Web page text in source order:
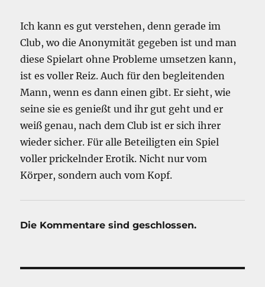
Ich kann es gut verstehen, denn gerade im
Club, wo die Anonymität gegeben ist und man
diese Spielart ohne Probleme umsetzen kann,
ist es voller Reiz. Auch für den begleitenden
Mann, wenn es dann einen gibt. Er sieht, wie
seine sie es genießt und ihr gut geht und er
weiß genau, nach dem Club ist er sich ihrer
wieder sicher. Für alle Beteiligten ein Spiel
voller prickelnder Erotik. Nicht nur vom
Körper, sondern auch vom Kopf.
Die Kommentare sind geschlossen.